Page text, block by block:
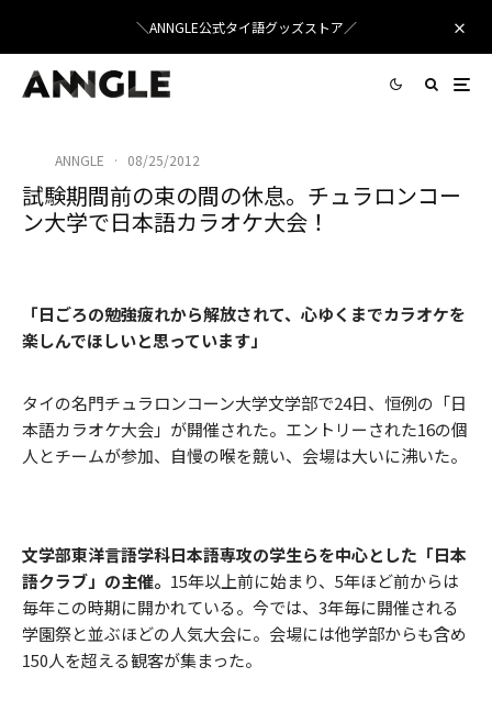
＼ANNGLE公式タイ語グッズストア／
ANNGLE · 08/25/2012
試験期間前の束の間の休息。チュラロンコー
ン大学で日本語カラオケ大会！
「日ごろの勉強疲れから解放されて、心ゆくまでカラオケを
楽しんでほしいと思っています」
タイの名門チュラロンコーン大学文学部で24日、恒例の「日
本語カラオケ大会」が開催された。エントリーされた16の個
人とチームが参加、自慢の喉を競い、会場は大いに沸いた。
文学部東洋言語学科日本語専攻の学生らを中心とした「日本
語クラブ」の主催。 15年以上前に始まり、5年ほど前からは
毎年この時期に開かれている。今では、3年毎に開催される
学園祭と並ぶほどの人気大会に。会場には他学部からも含め
150人を超える観客が集まった。